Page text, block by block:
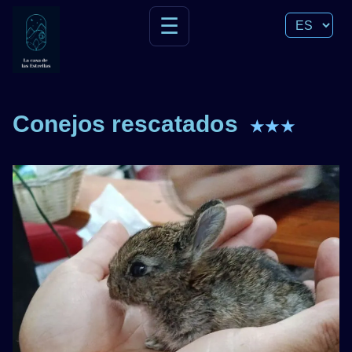
☰
Conejos rescatados ★★★